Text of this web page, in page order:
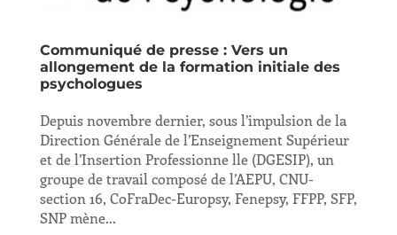
Communiqué de presse : Vers un
allongement de la formation initiale des
psychologues
Depuis novembre dernier, sous l’impulsion de la
Direction Générale de l’Enseignement Supérieur
et de l’Insertion Professionne lle (DGESIP), un
groupe de travail composé de l’AEPU, CNU-
section 16, CoFraDec-Europsy, Fenepsy, FFPP, SFP,
SNP mène...